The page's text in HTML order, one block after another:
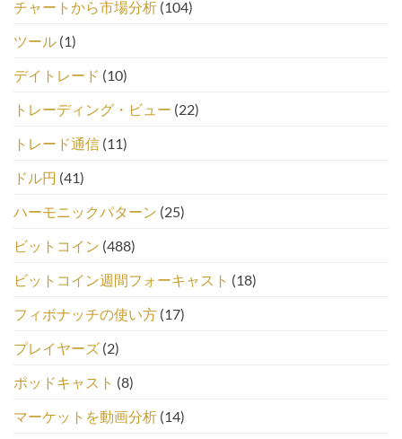
チャートから市場分析 (104)
ツール (1)
デイトレード (10)
トレーディング・ビュー (22)
トレード通信 (11)
ドル円 (41)
ハーモニックパターン (25)
ビットコイン (488)
ビットコイン週間フォーキャスト (18)
フィボナッチの使い方 (17)
プレイヤーズ (2)
ポッドキャスト (8)
マーケットを動画分析 (14)